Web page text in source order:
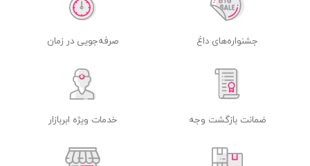
جشنواره‌های داغ صرفه‌جویی در زمان
ضمانت بازگشت وجه خدمات ویژه ابربازار